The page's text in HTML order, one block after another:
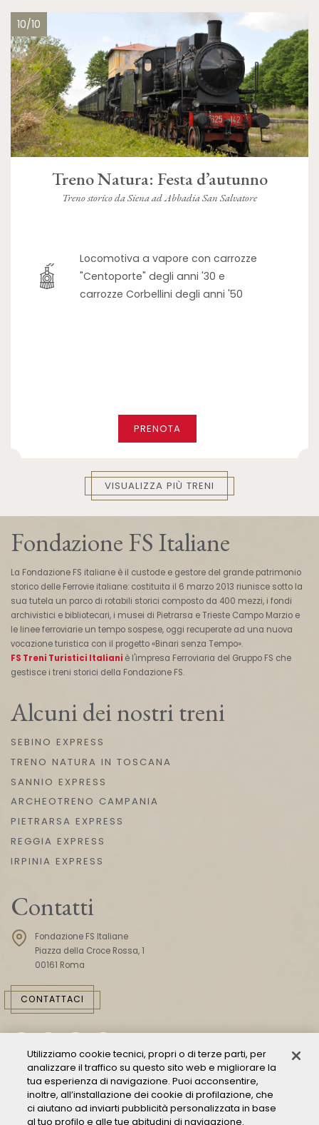
10/10
Treno Natura: Festa d’autunno
Treno storico da Siena ad Abbadia San Salvatore
Locomotiva a vapore con carrozze
"Centoporte" degli anni '30 e
carrozze Corbellini degli anni '50
PRENOTA
VISUALIZZA PIÙ TRENI
Fondazione FS Italiane
La Fondazione FS italiane è il custode e gestore del grande patrimonio
storico delle Ferrovie italiane: costituita il 6 marzo 2013 riunisce sotto la
sua tutela un parco di rotabili storici composto da 400 mezzi, i fondi
archivistici e bibliotecari, i musei di Pietrarsa e Trieste Campo Marzio e
le linee ferroviarie un tempo sospese, oggi recuperate ad una nuova
vocazione turistica con il progetto «Binari senza Tempo».
FS Treni Turistici Italiani è l'impresa Ferroviaria del Gruppo FS che
gestisce i treni storici della Fondazione FS.
Alcuni dei nostri treni
SEBINO EXPRESS
TRENO NATURA IN TOSCANA
SANNIO EXPRESS
ARCHEOTRENO CAMPANIA
PIETRARSA EXPRESS
REGGIA EXPRESS
IRPINIA EXPRESS
Contatti
Fondazione FS Italiane
Piazza della Croce Rossa, 1
00161 Roma
CONTATTACI
Consulta il Modello 231
Utilizziamo cookie tecnici, propri o di terze parti, per
analizzare il traffico su questo sito web e migliorare la
tua esperienza di navigazione. Puoi acconsentire,
inoltre, all’installazione dei cookie di profilazione, che
ci aiutano ad inviarti pubblicità personalizzata in base
al tuo profilo e alle tue abitudini di navigazione.